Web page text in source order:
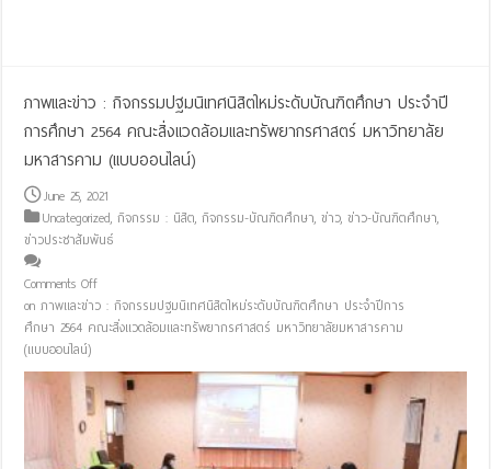
ภาพและข่าว : กิจกรรมปฐมนิเทศนิสิตใหม่ระดับบัณฑิตศึกษา ประจำปี
การศึกษา 2564 คณะสิ่งแวดล้อมและทรัพยากรศาสตร์ มหาวิทยาลัย
มหาสารคาม (แบบออนไลน์)
June 25, 2021
Uncategorized,กิจกรรม : นิสิต,กิจกรรม-บัณฑิตศึกษา,ข่าว,ข่าว-บัณฑิตศึกษา,
ข่าวประชาสัมพันธ์
Comments Off
on ภาพและข่าว : กิจกรรมปฐมนิเทศนิสิตใหม่ระดับบัณฑิตศึกษา ประจำปีการ
ศึกษา 2564 คณะสิ่งแวดล้อมและทรัพยากรศาสตร์ มหาวิทยาลัยมหาสารคาม
(แบบออนไลน์)